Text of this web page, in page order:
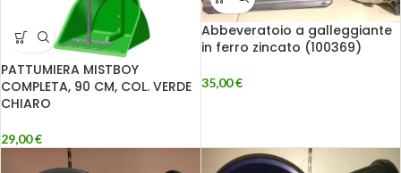
PATTUMIERA MISTBOY
COMPLETA, 90 CM, COL. VERDE
CHIARO
29,00€
Abbeveratoio a galleggiante
in ferro zincato (100369)
35,00€